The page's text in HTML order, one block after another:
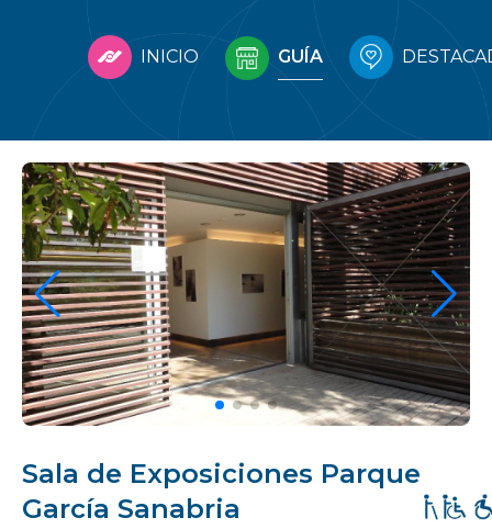
INICIO GUÍA
Sala de Exposiciones Parque
García Sanabria